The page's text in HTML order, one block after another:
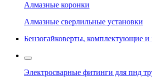
Алмазные коронки
Алмазные сверлильные установки
Бензогайковерты, комплектующие и
Электросварные фитинги для пнд